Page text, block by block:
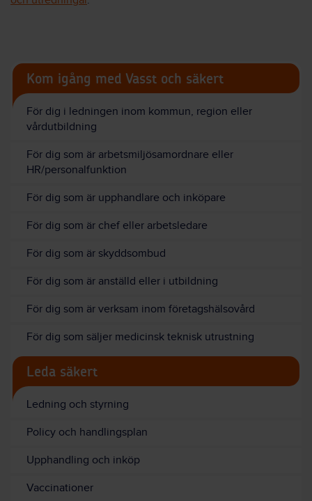
Kom igång med Vasst och säkert
För dig i ledningen inom kommun, region eller
vårdutbildning
För dig som är arbetsmiljösamordnare eller
HR/personalfunktion
För dig som är upphandlare och inköpare
För dig som är chef eller arbetsledare
För dig som är skyddsombud
För dig som är anställd eller i utbildning
För dig som är verksam inom företagshälsovård
För dig som säljer medicinsk teknisk utrustning
Leda säkert
Ledning och styrning
Policy och handlingsplan
Upphandling och inköp
Vaccinationer